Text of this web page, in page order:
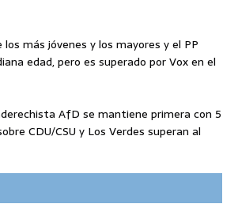
los más jóvenes y los mayores y el PP
edad, pero es superado por Vox en el
AfD se mantiene primera con 5
CDU/CSU y Los Verdes superan al